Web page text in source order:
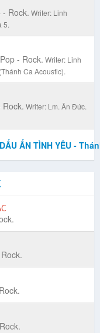
- Rock. Writer: Linh
5.
Pop - Rock. Writer: Linh
Ca Acoustic).
Rock. Writer: Lm. Ân Đức.
ẤN TÌNH YÊU -